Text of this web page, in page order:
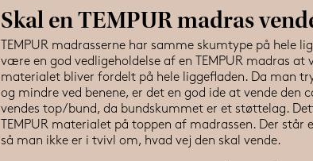
Skal en TEMPUR madras
TEMPUR madrasserne har samme skumtype på hele
være en god vedligeholdelse af en TEMPUR madras
materialet bliver fordelt på hele liggefladen. Da man
og mindre ved benene, er det en god ide at vende den
vendes top/bund, da bundskummet er et støttelag.
TEMPUR materialet på toppen af madrassen. Der
så man ikke er i tvivl om, hvad vej den skal vende.